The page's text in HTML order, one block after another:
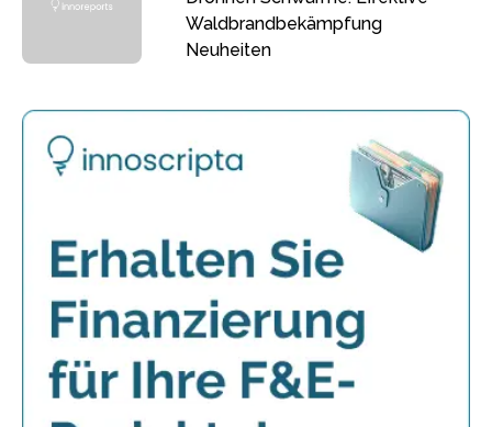
Waldbrandbekämpfung
Neuheiten